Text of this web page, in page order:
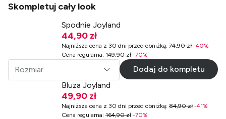
Skompletuj cały look
Spodnie Joyland
44,90 zł
Najniższa cena z 30 dni przed obniżką: 74,90 zł -40%
Cena regularna: 149,90 zł -70%
Rozmiar
Dodaj do kompletu
Bluza Joyland
49,90 zł
Najniższa cena z 30 dni przed obniżką: 84,90 zł -41%
Cena regularna: 164,90 zł -70%